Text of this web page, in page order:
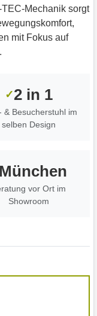
Mechanik sorgt
mit Fokus auf
✓2 in 1
& Besucherstuhl im
selben Design
München
vor Ort im
Showroom